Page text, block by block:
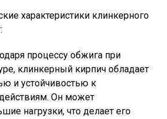
характеристики клинкерного
процессу обжига при
клинкерный кирпич обладает
и устойчивостью к
Он может
нагрузки, что делает его